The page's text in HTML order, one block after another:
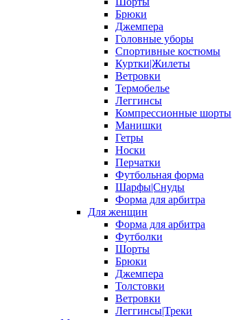
Брюки
Джемпера
Головные уборы
Спортивные костюмы
Куртки|Жилеты
Ветровки
Термобелье
Леггинсы
Компрессионные шорты
Манишки
Гетры
Носки
Перчатки
Футбольная форма
Шарфы|Снуды
Форма для арбитра
Для женщин
Форма для арбитра
Футболки
Шорты
Брюки
Джемпера
Толстовки
Ветровки
Леггинсы|Треки